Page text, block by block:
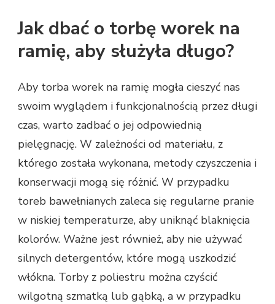
Jak dbać o torbę worek na
ramię, aby służyła długo?
Aby torba worek na ramię mogła cieszyć nas
swoim wyglądem i funkcjonalnością przez długi
czas, warto zadbać o jej odpowiednią
pielęgnację. W zależności od materiału, z
którego została wykonana, metody czyszczenia i
konserwacji mogą się różnić. W przypadku
toreb bawełnianych zaleca się regularne pranie
w niskiej temperaturze, aby uniknąć blaknięcia
kolorów. Ważne jest również, aby nie używać
silnych detergentów, które mogą uszkodzić
włókna. Torby z poliestru można czyścić
wilgotną szmatką lub gąbką, a w przypadku